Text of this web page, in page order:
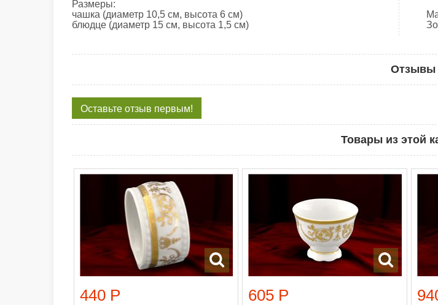
Размеры:
чашка (диаметр 10,5 см, высота 6 см)
блюдце (диаметр 15 см, высота 1,5 см)
Отзывы
Оставьте отзыв первым!
Товары из этой
440 Р 605 Р